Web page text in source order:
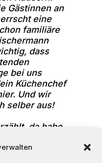
Gästinnen an
eine
familiäre
dass
bei uns
Küchenchef
Und wir
selber aus!
da habe
berichtet